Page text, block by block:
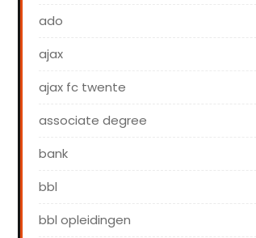
ado
ajax
ajax fc twente
associate degree
bank
bbl
bbl opleidingen